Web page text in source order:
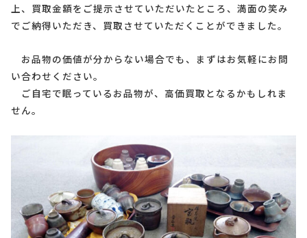
上、買取金額をご提示させていただいたところ、満面の笑み
でご納得いただき、買取させていただくことができました。
お品物の価値が分からない場合でも、まずはお気軽にお問
い合わせください。
ご自宅で眠っているお品物が、高価買取となるかもしれま
せん。